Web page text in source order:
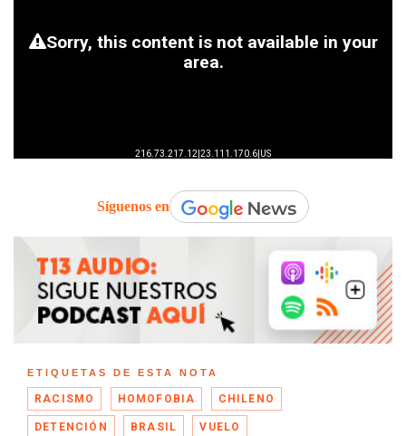
Síguenos en
ETIQUETAS DE ESTA NOTA
RACISMO HOMOFOBIA CHILENO
DETENCIÓN BRASIL VUELO